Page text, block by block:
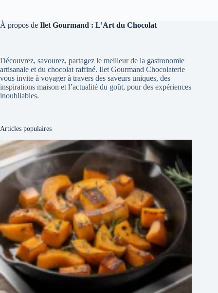
À propos de Ilet Gourmand : L’Art du Chocolat
Découvrez, savourez, partagez le meilleur de la gastronomie
artisanale et du chocolat raffiné. Ilet Gourmand Chocolaterie
vous invite à voyager à travers des saveurs uniques, des
inspirations maison et l’actualité du goût, pour des expériences
inoubliables.
Articles populaires